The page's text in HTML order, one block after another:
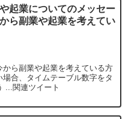
起業についてのメッセー
ら副業や起業を考えてい
ら副業や起業を考えている方
合、タイムテーブル数字をタ
...関連ツイート